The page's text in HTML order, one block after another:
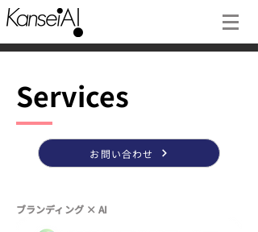
Services
Services
お問い合わせ
ブランディング × AI